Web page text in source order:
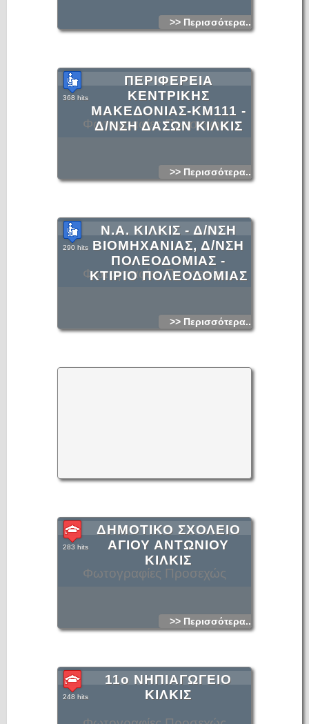
>> Περισσότερα...
Φωτογραφίες Προσεχώς
ΠΕΡΙΦΕΡΕΙΑ
ΚΕΝΤΡΙΚΗΣ
ΜΑΚΕΔΟΝΙΑΣ-KM111 -
Δ/ΝΣΗ ΔΑΣΩΝ ΚΙΛΚΙΣ
368 hits
>> Περισσότερα...
Φωτογραφίες Προσεχώς
Ν.Α. ΚΙΛΚΙΣ - Δ/ΝΣΗ
ΒΙΟΜΗΧΑΝΙΑΣ, Δ/ΝΣΗ
ΠΟΛΕΟΔΟΜΙΑΣ -
ΚΤΙΡΙΟ ΠΟΛΕΟΔΟΜΙΑΣ
290 hits
>> Περισσότερα...
Φωτογραφίες Προσεχώς
ΔΗΜΟΤΙΚΟ ΣΧΟΛΕΙΟ
ΑΓΙΟΥ ΑΝΤΩΝΙΟΥ
ΚΙΛΚΙΣ
283 hits
>> Περισσότερα...
11ο ΝΗΠΙΑΓΩΓΕΙΟ
ΚΙΛΚΙΣ
248 hits